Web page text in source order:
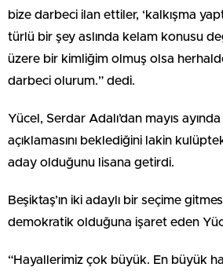
bize darbeci ilan ettiler, ‘kalkışma
türlü bir şey aslında kelam konusu
üzere bir kimliğim olmuş olsa
darbeci olurum.” dedi.
Yücel, Serdar Adalı’dan mayıs ayında
açıklamasını beklediğini lakin
aday olduğunu lisana getirdi.
Beşiktaş’ın iki adaylı bir seçime
demokratik olduğuna işaret eden
“Hayallerimiz çok büyük. En büyük